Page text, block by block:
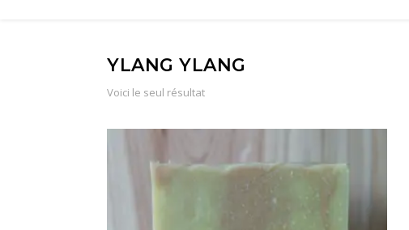
YLANG YLANG
Voici le seul résultat